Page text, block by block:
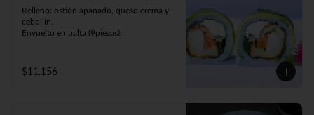
Relleno: ostión apanado, queso crema y
cebollín.
Envuelto en palta (9piezas).
$11.156